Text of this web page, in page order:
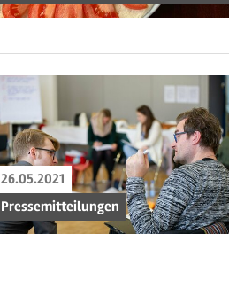
26.05.2021
Pressemitteilungen